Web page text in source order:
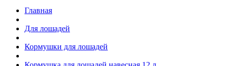
Главная
Для лошадей
Кормушки для лошадей